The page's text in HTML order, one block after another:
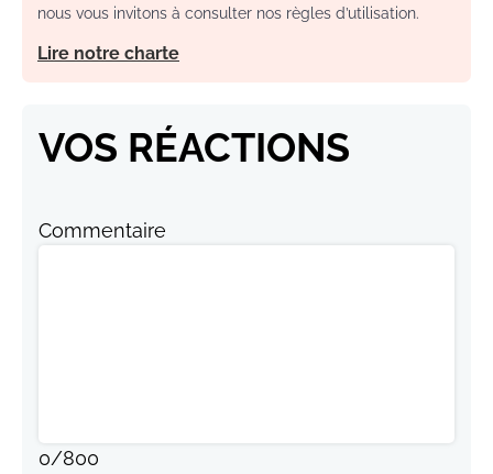
nous vous invitons à consulter nos règles d’utilisation.
Lire notre charte
VOS RÉACTIONS
Commentaire
0/800